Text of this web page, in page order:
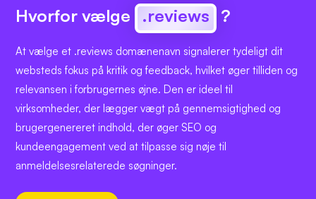
Hvorfor vælge .reviews ?
At vælge et .reviews domænenavn signalerer tydeligt dit
websteds fokus på kritik og feedback, hvilket øger tilliden og
relevansen i forbrugernes øjne. Den er ideel til
virksomheder, der lægger vægt på gennemsigtighed og
brugergenereret indhold, der øger SEO og
kundeengagement ved at tilpasse sig nøje til
anmeldelsesrelaterede søgninger.